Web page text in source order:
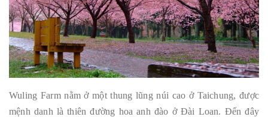
Wuling Farm nằm ở một thung lũng núi cao ở Taichung, được
mệnh danh là thiên đường hoa anh đào ở Đài Loan. Đến đây